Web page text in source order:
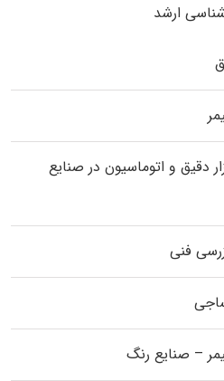
ارشد
دقیق و اتوماسیون در صنایع
فنی
– صنایع رنگ